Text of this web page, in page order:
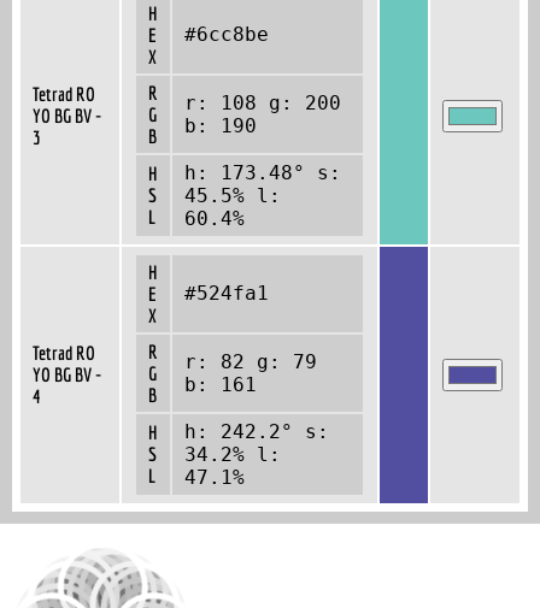
Tetrad RO
YO BG BV -
3
H
E
X
#6cc8be
R
G
B
r: 108 g: 200
b: 190
H
S
L
h: 173.48° s:
45.5% l:
60.4%
Tetrad RO
YO BG BV -
4
H
E
X
#524fa1
R
G
B
r: 82 g: 79
b: 161
H
S
L
h: 242.2° s:
34.2% l:
47.1%